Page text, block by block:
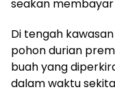
seakan
Di tengah
pohon durian
buah yang
dalam waktu